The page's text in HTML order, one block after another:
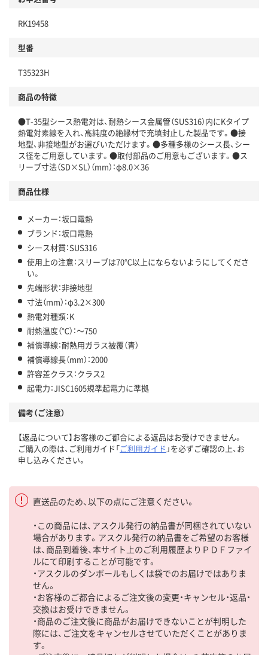
RK19458
型番
T35323H
商品の特徴
●T-35型シース熱電対は、耐熱シース金属管（SUS316）内にKタイプ
熱電対素線を入れ、高純度の絶縁材で充填封止した製品です。●接
地型、非接地型がお選びいただけます。●多種多様のシース長、シー
ス径をご用意しています。●取付部品のご用意もございます。●ス
リーブ寸法（SD×SL）（mm）：φ8.0×36
商品仕様
メーカー：坂口電熱
ブランド：坂口電熱
シース材質：SUS316
使用上の注意：スリーブは70℃以上にならないようにしてくださ
い。
先端形状：非接地型
寸法（mm）：φ3.2×300
熱電対種類：K
耐熱温度（℃）：～750
補償導線：耐熱用ガラス被覆（青）
補償導線長（mm）：2000
許容差クラス：クラス2
起電力：JISC1605規準起電力に準拠
備考（ご注意）
【返品について】お客様のご都合による返品はお受けできません。
ご購入の際は、ご利用ガイド「ご利用ガイド 」を必ずご確認の上、お
申し込みください。
直送品のため、以下の点にご注意ください。
・この商品には、アスクル発行の納品書が同梱されていない
場合があります。アスクル発行の納品書をご希望のお客様
は、商品到着後、本サイト上のご利用履歴よりＰＤＦファイ
ルにて印刷することが可能です。
・アスクルのダンボールもしくは袋でのお届けではありま
せん。
・お客様のご都合によるご注文後の変更・キャンセル・返品・
交換はお受けできません。
・商品のご注文後に商品がお届けできないことが判明した
際には、ご注文をキャンセルさせていただくことがありま
す。